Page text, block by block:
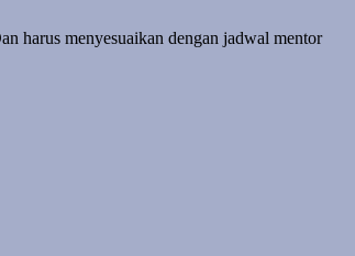
harus menyesuaikan dengan jadwal mentor